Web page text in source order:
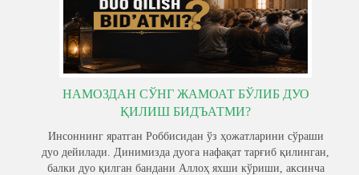
НАМОЗДАН СЎНГ ЖАМОАТ БЎЛИБ ДУО
ҚИЛИШ БИДЪАТМИ?
Инсоннинг яратган Роббисидан ўз ҳожатларини сўраши
дуо дейилади. Динимизда дуога нафақат тарғиб қилинган,
балки дуо қилган бандани Аллоҳ яхши кўриши, аксинча